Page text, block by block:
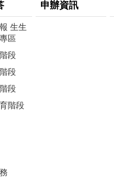
生生
區
段
段
段
階段
申辦資訊